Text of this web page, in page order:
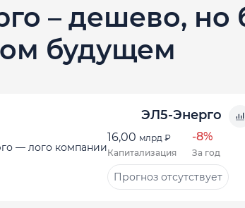
– дешево, но
будущем
ЭЛ5-Энерго
16,00 млрд ₽ -8%
Капитализация За год
Прогноз отсутствует